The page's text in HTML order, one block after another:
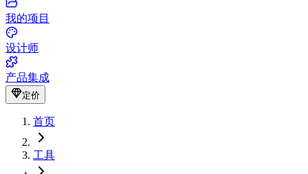
我的项目
设计师
产品集成
定价
首页
工具